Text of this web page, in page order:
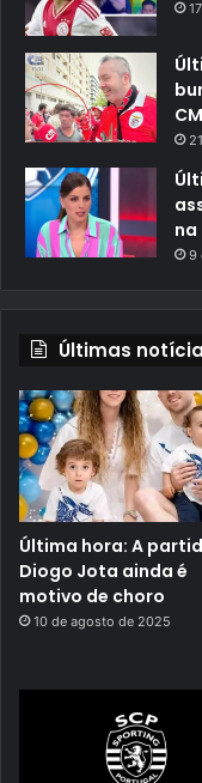
na
9
Últimas
Última hora: A
Diogo Jota ainda é
motivo de choro
10 de agosto de 2025